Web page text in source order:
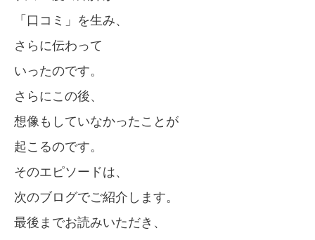
「口コミ」を生み、
さらに伝わって
いったのです。
さらにこの後、
想像もしていなかったことが
起こるのです。
そのエピソードは、
次のブログでご紹介します。
最後までお読みいただき、